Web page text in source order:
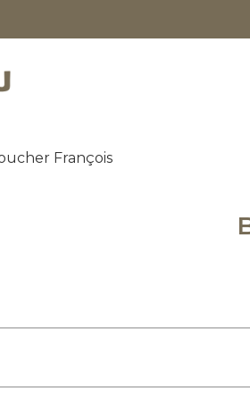
François